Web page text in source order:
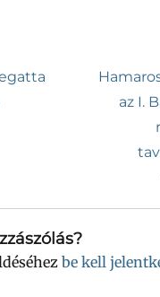
Next
az I.
be kell